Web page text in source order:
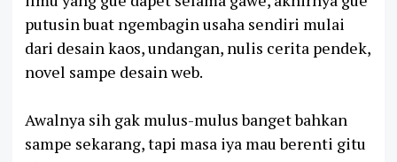
putusin buat ngembagin usaha sendiri mulai
dari desain kaos, undangan, nulis cerita pendek,
novel sampe desain web.
Awalnya sih gak mulus-mulus banget bahkan
sampe sekarang, tapi masa iya mau berenti gitu